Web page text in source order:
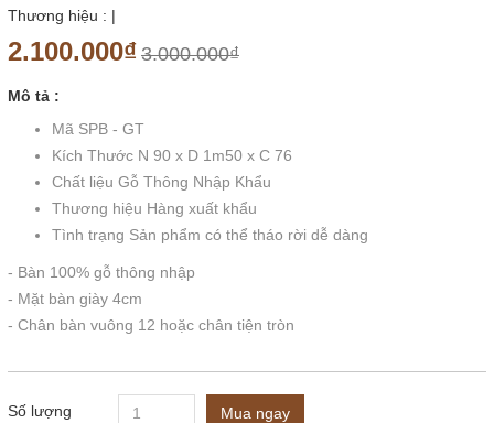
Thương hiệu : |
2.100.000₫ 3.000.000₫
Mô tả :
Mã SPB - GT
Kích Thước N 90 x D 1m50 x C 76
Chất liệu Gỗ Thông Nhập Khẩu
Thương hiệu Hàng xuất khẩu
Tình trạng Sản phẩm có thể tháo rời dễ dàng
- Bàn 100% gỗ thông nhập
- Mặt bàn giày 4cm
- Chân bàn vuông 12 hoặc chân tiện tròn
Số lượng Mua ngay